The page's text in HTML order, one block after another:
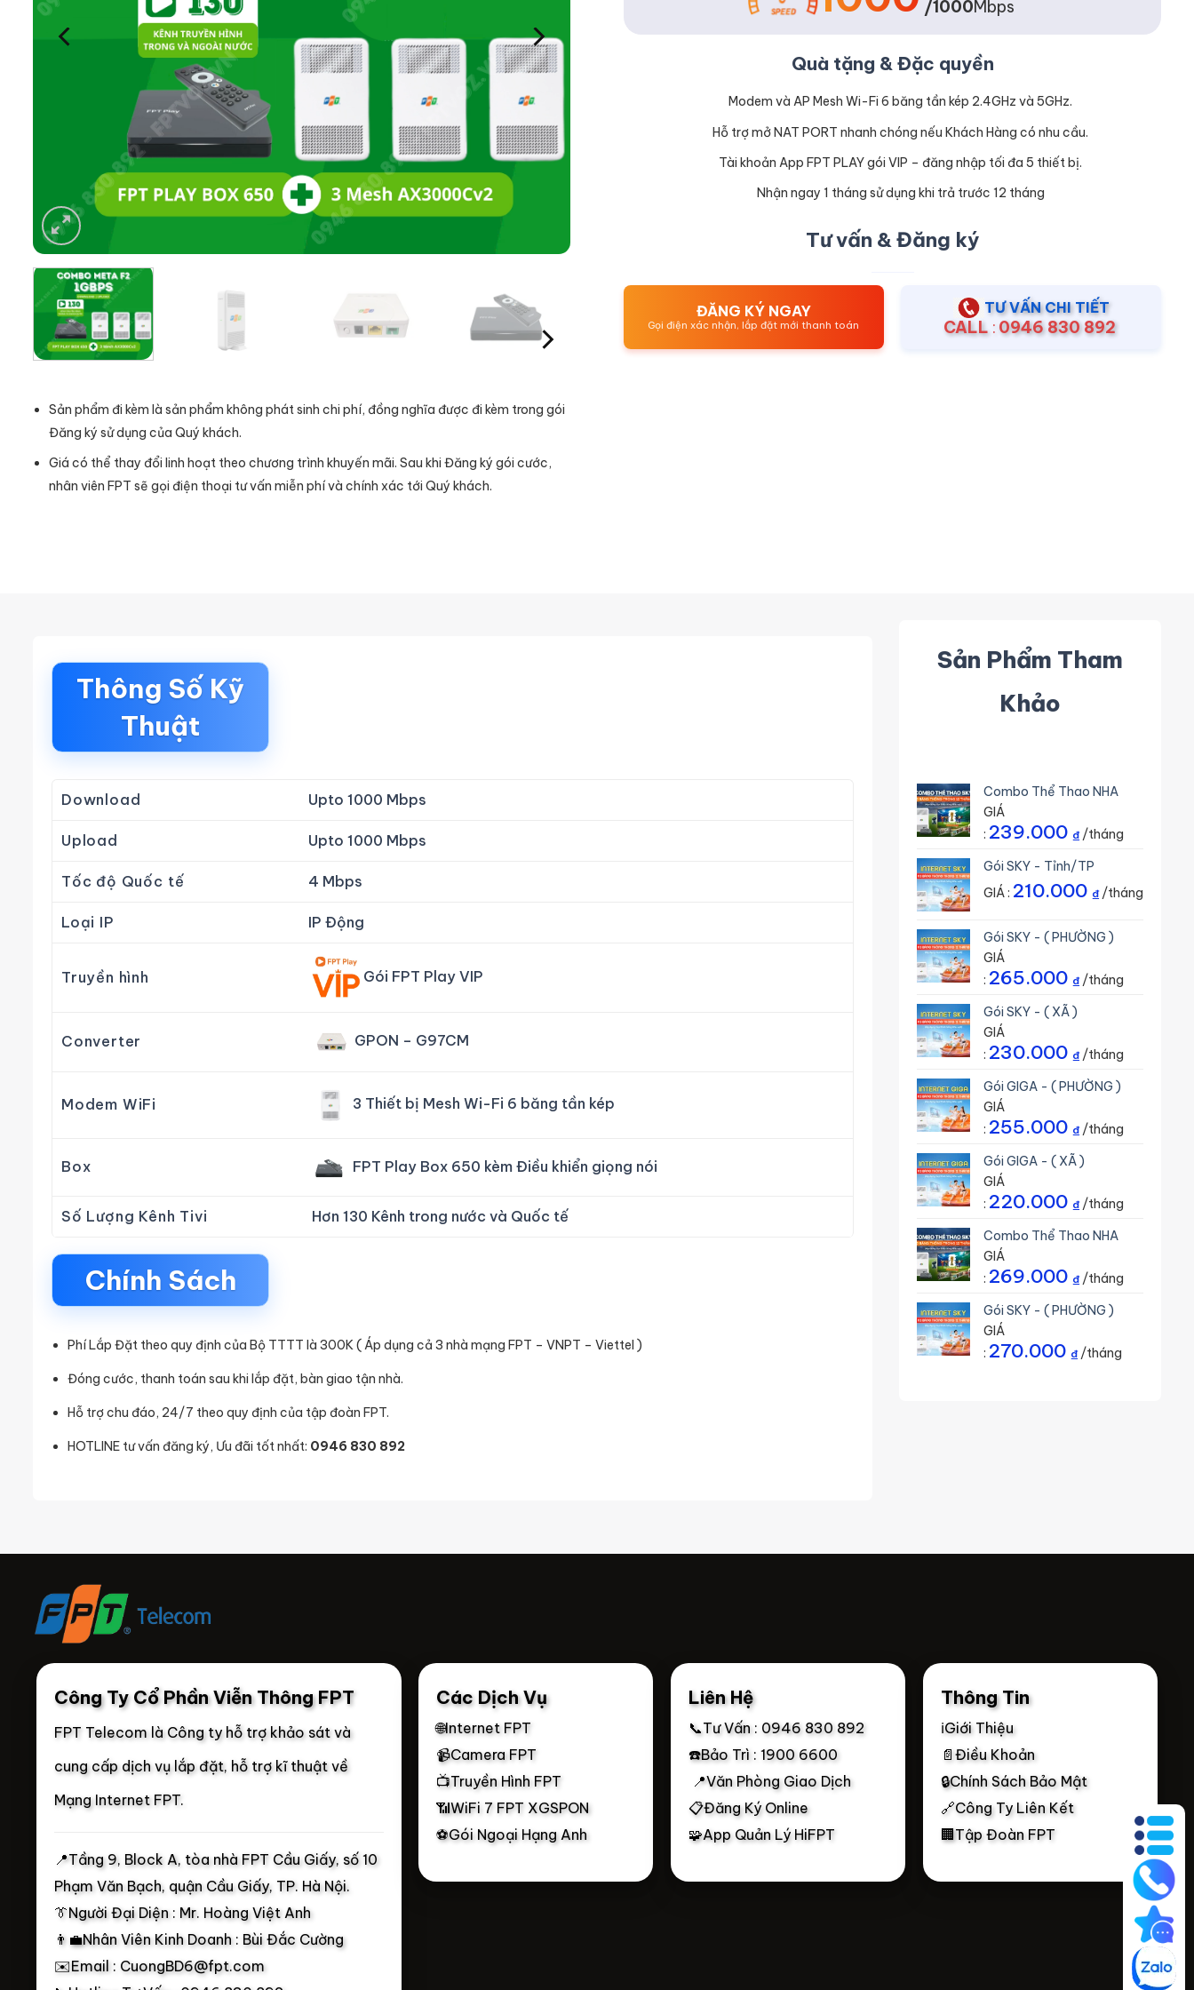
Sản phẩm đi kèm là sản phẩm không phát sinh chi phí, đồng nghĩa được đi kèm trong gói
Đăng ký sử dụng của Quý khách.
Giá có thể thay đổi linh hoạt theo chương trình khuyến mãi. Sau khi Đăng ký gói cước,
nhân viên FPT sẽ gọi điện thoại tư vấn miễn phí và chính xác tới Quý khách.
/1000Mbps
Quà tặng & Đặc quyền
Modem và AP Mesh Wi-Fi 6 băng tần kép 2.4GHz và 5GHz.
Hỗ trợ mở NAT PORT nhanh chóng nếu Khách Hàng có nhu cầu.
Tài khoản App FPT PLAY gói VIP – đăng nhập tối đa 5 thiết bị.
Nhận ngay 1 tháng sử dụng khi trả trước 12 tháng
Tư vấn & Đăng ký
ĐĂNG KÝ NGAY
Gọi điện xác nhận, lắp đặt mới thanh toán
TƯ VẤN CHI TIẾT
CALL : 0946 830 892
Thông Số Kỹ
Thuật
Download Upto 1000 Mbps
Upload Upto 1000 Mbps
Tốc độ Quốc tế 4 Mbps
Loại IP IP Động
Truyền hình Gói FPT Play VIP
Converter GPON – G97CM
Modem WiFi 3 Thiết bị Mesh Wi-Fi 6 băng tần kép
Box FPT Play Box 650 kèm Điều khiển giọng nói
Số Lượng Kênh Tivi Hơn 130 Kênh trong nước và Quốc tế
Chính Sách
Phí Lắp Đặt theo quy định của Bộ TTTT là 300K ( Áp dụng cả 3 nhà mạng FPT – VNPT – Viettel )
Đóng cước, thanh toán sau khi lắp đặt, bàn giao tận nhà.
Hỗ trợ chu đáo, 24/7 theo quy định của tập đoàn FPT.
HOTLINE tư vấn đăng ký, Ưu đãi tốt nhất: 0946 830 892
Sản Phẩm Tham
Khảo
Combo Thể Thao NHA
GIÁ
: 239.000 ₫/tháng
Gói SKY - Tỉnh/TP
GIÁ : 210.000 ₫/tháng
Gói SKY - ( PHƯỜNG )
GIÁ
: 265.000 ₫/tháng
Gói SKY - ( XÃ )
GIÁ
: 230.000 ₫/tháng
Gói GIGA - ( PHƯỜNG )
GIÁ
: 255.000 ₫/tháng
Gói GIGA - ( XÃ )
GIÁ
: 220.000 ₫/tháng
Combo Thể Thao NHA
GIÁ
: 269.000 ₫/tháng
Gói SKY - ( PHƯỜNG )
GIÁ
: 270.000 ₫/tháng
Công Ty Cổ Phần Viễn Thông FPT
FPT Telecom là Công ty hỗ trợ khảo sát và
cung cấp dịch vụ lắp đặt, hỗ trợ kĩ thuật về
Mạng Internet FPT.
📍Tầng 9, Block A, tòa nhà FPT Cầu Giấy, số 10
Phạm Văn Bạch, quận Cầu Giấy, TP. Hà Nội.
👔Người Đại Diện : Mr. Hoàng Việt Anh
👨‍💼Nhân Viên Kinh Doanh : Bùi Đắc Cường
✉️Email : CuongBD6@fpt.com
Các Dịch Vụ
🌐Internet FPT
📹Camera FPT
📺Truyền Hình FPT
📶WiFi 7 FPT XGSPON
⚽Gói Ngoại Hạng Anh
Liên Hệ
📞Tư Vấn : 0946 830 892
☎️Bảo Trì : 1900 6600
📍Văn Phòng Giao Dịch
📋Đăng Ký Online
🧩App Quản Lý HiFPT
Thông Tin
ℹ️Giới Thiệu
📄Điều Khoản
🔒Chính Sách Bảo Mật
🔗Công Ty Liên Kết
🏢Tập Đoàn FPT